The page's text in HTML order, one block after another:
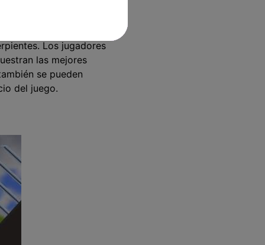
Los jugadores
las mejores
se pueden
del juego.